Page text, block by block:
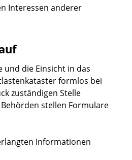
Interessen anderer
und die Einsicht in das
formlos bei
zuständigen Stelle
stellen Formulare
Informationen